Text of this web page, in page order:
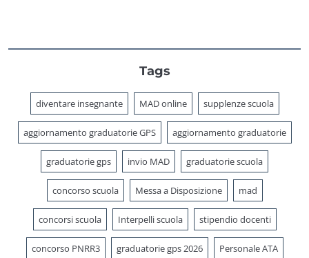
Tags
diventare insegnante MAD online supplenze scuola
aggiornamento graduatorie GPS aggiornamento graduatorie
graduatorie gps invio MAD graduatorie scuola
concorso scuola Messa a Disposizione mad
concorsi scuola Interpelli scuola stipendio docenti
concorso PNRR3 graduatorie gps 2026 Personale ATA